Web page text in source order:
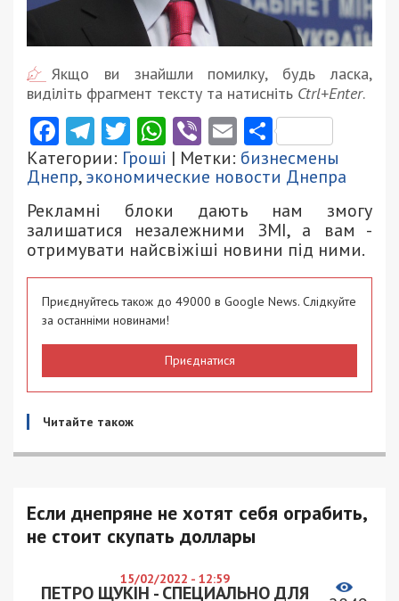
Якщо ви знайшли помилку, будь ласка,
виділіть фрагмент тексту та натисніть Ctrl+Enter.
Facebook
Telegram
Twitter
WhatsApp
ViberEmail
Категории: Гроші | Метки: бизнесмены
Днепр,экономические новости Днепра
Рекламні блоки дають нам змогу
залишатися незалежними ЗМІ, а вам -
отримувати найсвіжіші новини під ними.
Приєднуйтесь також до 49000 в Google News. Слідкуйте
за останніми новинами!
Приєднатися
Читайте також
Если днепряне не хотят себя ограбить,
не стоит скупать доллары
15/02/2022 - 12:59
ПЕТРО ЩУКІН - СПЕЦИАЛЬНО ДЛЯ